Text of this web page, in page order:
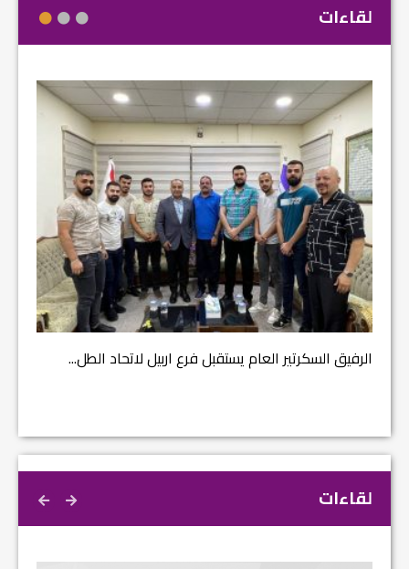
لقاءات
الرفيق السكرتير العام يستقبل فرع اربيل لاتحاد الطل...
لقاءات